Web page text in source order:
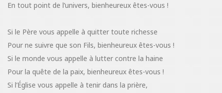
En tout point de l’univers, bienheureux êtes-vous !
Si le Père vous appelle à quitter toute richesse
Pour ne suivre que son Fils, bienheureux êtes-vous !
Si le monde vous appelle à lutter contre la haine
Pour la quête de la paix, bienheureux êtes-vous !
Si l’Église vous appelle à tenir dans la prière,